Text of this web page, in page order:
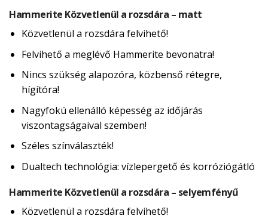
Hammerite Közvetlenül a rozsdára – matt
Közvetlenül a rozsdára felvihető!
Felvihető a meglévő Hammerite bevonatra!
Nincs szükség alapozóra, közbenső rétegre,
hígítóra!
Nagyfokú ellenálló képesség az időjárás
viszontagságaival szemben!
Széles színválaszték!
Dualtech technológia: vízlepergető és korróziógátló
Hammerite Közvetlenül a rozsdára – selyemfényű
Közvetlenül a rozsdára felvihető!